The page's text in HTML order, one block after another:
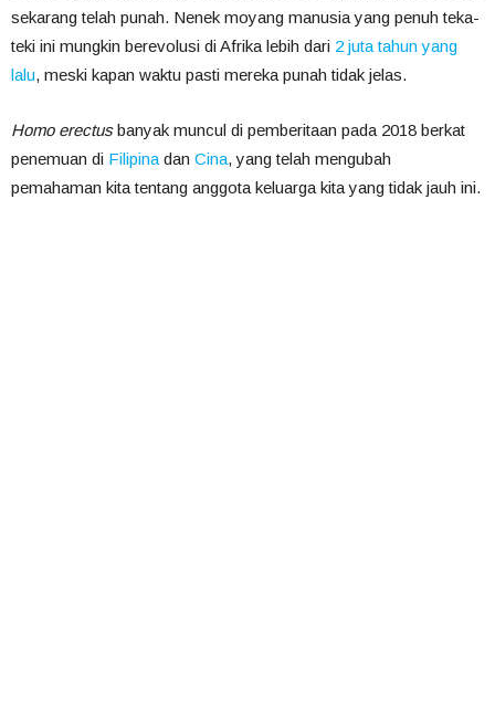
sekarang telah punah. Nenek moyang manusia yang penuh teka-
teki ini mungkin berevolusi di Afrika lebih dari 2 juta tahun yang
lalu, meski kapan waktu pasti mereka punah tidak jelas.
Homo erectusbanyak muncul di pemberitaan pada 2018 berkat
penemuan di Filipina dan Cina, yang telah mengubah
pemahaman kita tentang anggota keluarga kita yang tidak jauh ini.